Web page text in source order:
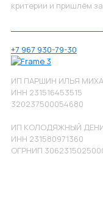
критерии и пришлём
+7 967 930-79-30
ИП ПАРШИН ИЛЬЯ
ИНН 231516453515
320237500054680
ИП КОЛОДЯЖНЫЙ
ИНН 231580971360
ОГРНИП